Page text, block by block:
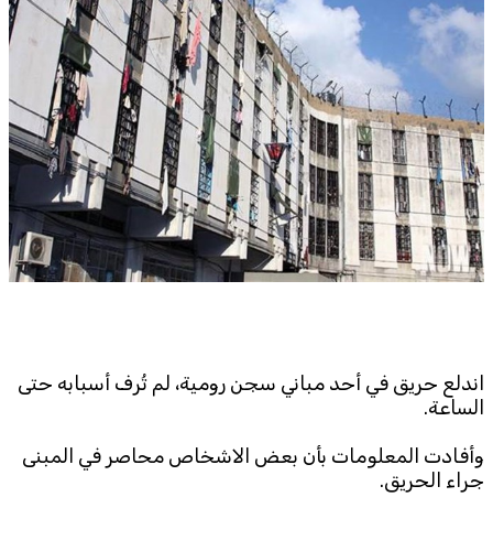
FPM
Services
Horoscope
Polls
Jobs
Writers
Legal
Privacy Policy
Subscribe to the newsletter
اندلع حريق في أحد مباني سجن رومية، لم تُرف أسبابه حتى
الساعة.
وأفادت المعلومات بأن بعض الاشخاص محاصر في المبنى
جراء الحريق.